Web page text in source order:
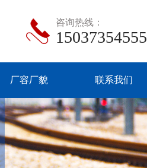
咨询热线：
15037354555
厂容厂貌 联系我们